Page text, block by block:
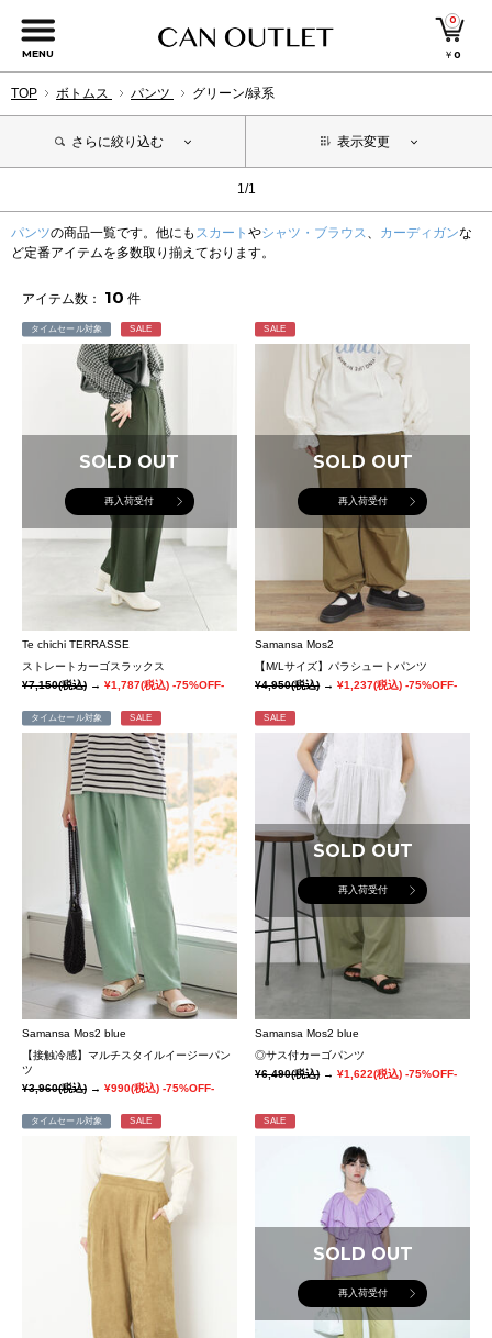
MENU
0
￥0
TOP ボトムス パンツ グリーン/緑系
さらに絞り込む 表示変更
1/1
パンツの商品一覧です。他にも スカート やシャツ・ブラウス、 カーディガンな
ど定番アイテムを多数取り揃えております。
アイテム数： 10 件
タイムセール対象 SALE
SOLD OUT
再入荷受付
Te chichi TERRASSE
ストレートカーゴスラックス
¥7,150(税込) → ¥1,787(税込) -75%OFF-
SALE
SOLD OUT
再入荷受付
Samansa Mos2
【M/Lサイズ】パラシュートパンツ
¥4,950(税込)→¥1,237(税込) -75%OFF-
タイムセール対象 SALE
Samansa Mos2 blue
【接触冷感】マルチスタイルイージーパン
ツ
¥3,960(税込) → ¥990(税込) -75%OFF-
SALE
SOLD OUT
再入荷受付
Samansa Mos2 blue
◎サス付カーゴパンツ
¥6,490(税込)→¥1,622(税込) -75%OFF-
タイムセール対象 SALE SALE
SOLD OUT
再入荷受付